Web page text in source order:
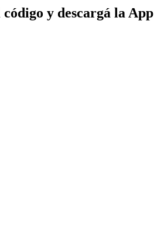
código y descargá la App